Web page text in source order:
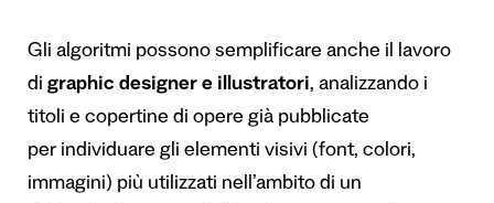
Gli algoritmi possono semplificare anche il lavoro
di graphic designer e illustratori, analizzando i
titoli e copertine di opere già pubblicate
per individuare gli elementi visivi (font, colori,
immagini) più utilizzati nell’ambito di un